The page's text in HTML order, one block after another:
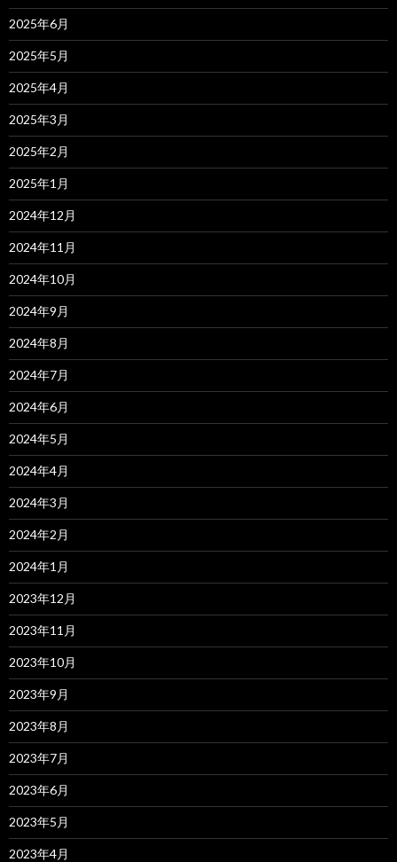
2025年6月
2025年5月
2025年4月
2025年3月
2025年2月
2025年1月
2024年12月
2024年11月
2024年10月
2024年9月
2024年8月
2024年7月
2024年6月
2024年5月
2024年4月
2024年3月
2024年2月
2024年1月
2023年12月
2023年11月
2023年10月
2023年9月
2023年8月
2023年7月
2023年6月
2023年5月
2023年4月